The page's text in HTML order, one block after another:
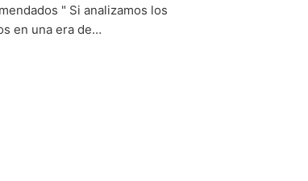
" Si analizamos los
en una era de…